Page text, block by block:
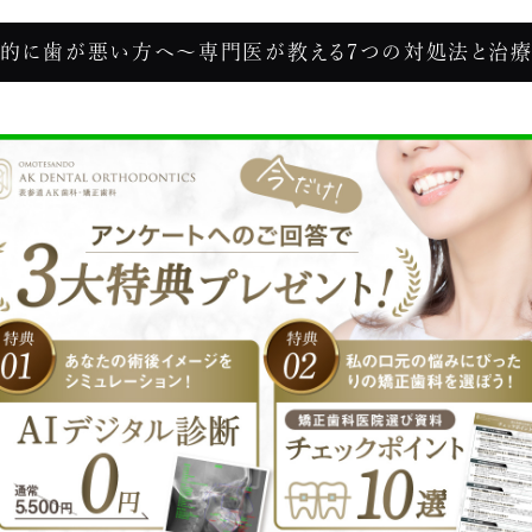
に歯が悪い方へ～専門医が教える7つの対処法と治